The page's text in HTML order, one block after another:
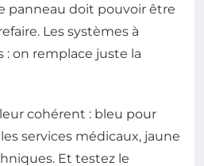
panneau doit pouvoir être
Les systèmes à
: on remplace juste la
cohérent : bleu pour
services médicaux, jaune
Et testez le